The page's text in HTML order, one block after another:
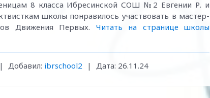
8 класса Ибресинской СОШ №2 Евгении Р. и
школы понравилось участвовать в мастер-
Движения Первых. Читать на странице школы
| Добавил: ibrschool2 | Дата: 26.11.24